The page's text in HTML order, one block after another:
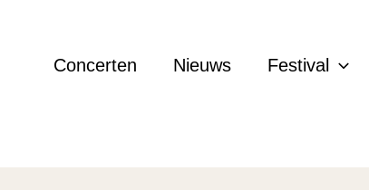
Concerten Nieuws Festival